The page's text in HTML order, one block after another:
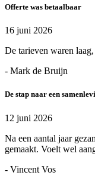
Offerte was betaalbaar
16 juni 2026
De tarieven waren
- Mark de Bruijn
De stap naar een
12 juni 2026
Na een aantal jaar
gemaakt. Voelt wel
- Vincent Vos